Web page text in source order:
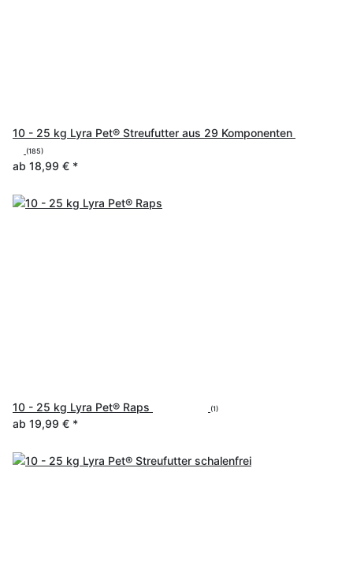
10 - 25 kg Lyra Pet® Streufutter aus 29 Komponenten
(185)
ab 18,99 € *
10 - 25 kg Lyra Pet® Raps (1)
ab 19,99 € *